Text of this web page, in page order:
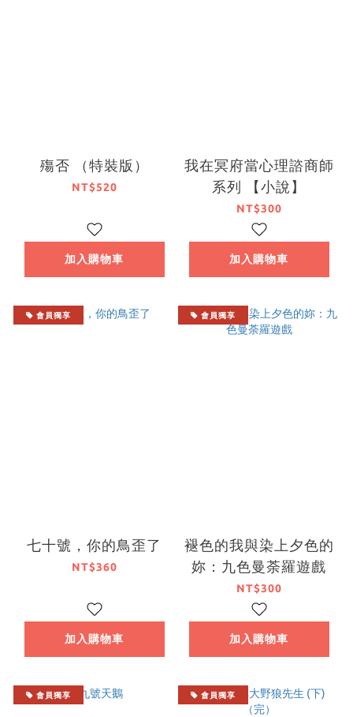
殤否 （特裝版）
NT$520
加入購物車
我在冥府當心理諮商師
系列 【小說】
NT$300
加入購物車
會員獨享
七十號，你的鳥歪了
NT$360
加入購物車
會員獨享
褪色的我與染上夕色的
妳：九色曼荼羅遊戲
NT$300
加入購物車
會員獨享 會員獨享